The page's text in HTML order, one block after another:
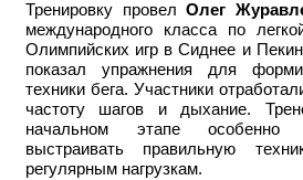
Тренировку провелОлег
международного класса по
Олимпийских игр в Сиднее и
показал упражнения для
техники бега. Участники
частоту шагов и дыхание.
начальном этапе особенно
выстраивать правильную
регулярным нагрузкам.